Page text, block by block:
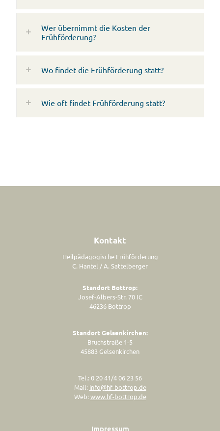
Wer übernimmt die Kosten der
Frühförderung?
Wo findet die Frühförderung statt?
Wie oft findet Frühförderung statt?
Kontakt
Heilpädagogische Frühförderung
C. Hantel / A. Sattelberger
Standort Bottrop:
Josef-Albers-Str. 70 IC
46236 Bottrop
Standort Gelsenkirchen:
Bruchstraße 1-5
45883 Gelsenkirchen
Tel.: 0 20 41/4 06 23 56
Mail: info@hf-bottrop.de
Web: www.hf-bottrop.de
Impressum